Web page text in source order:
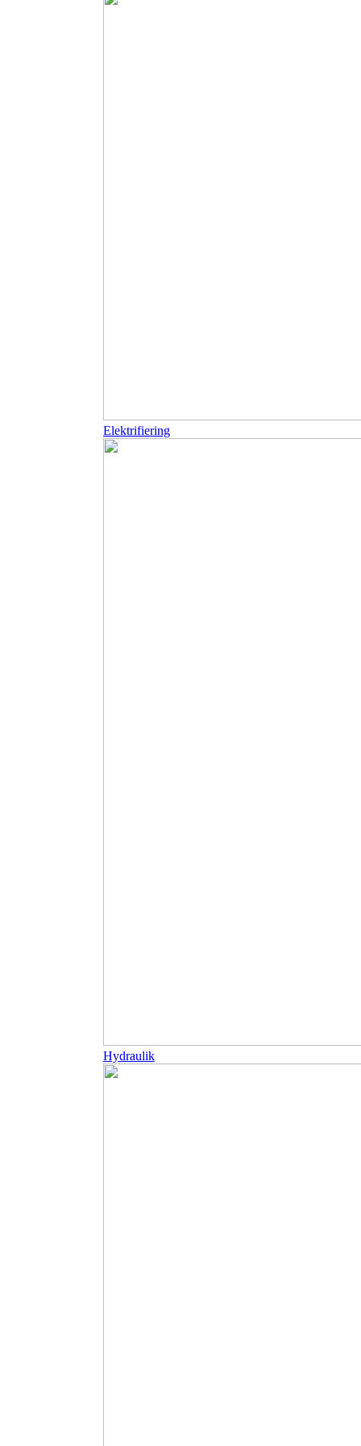
Elektrifiering
Hydraulik